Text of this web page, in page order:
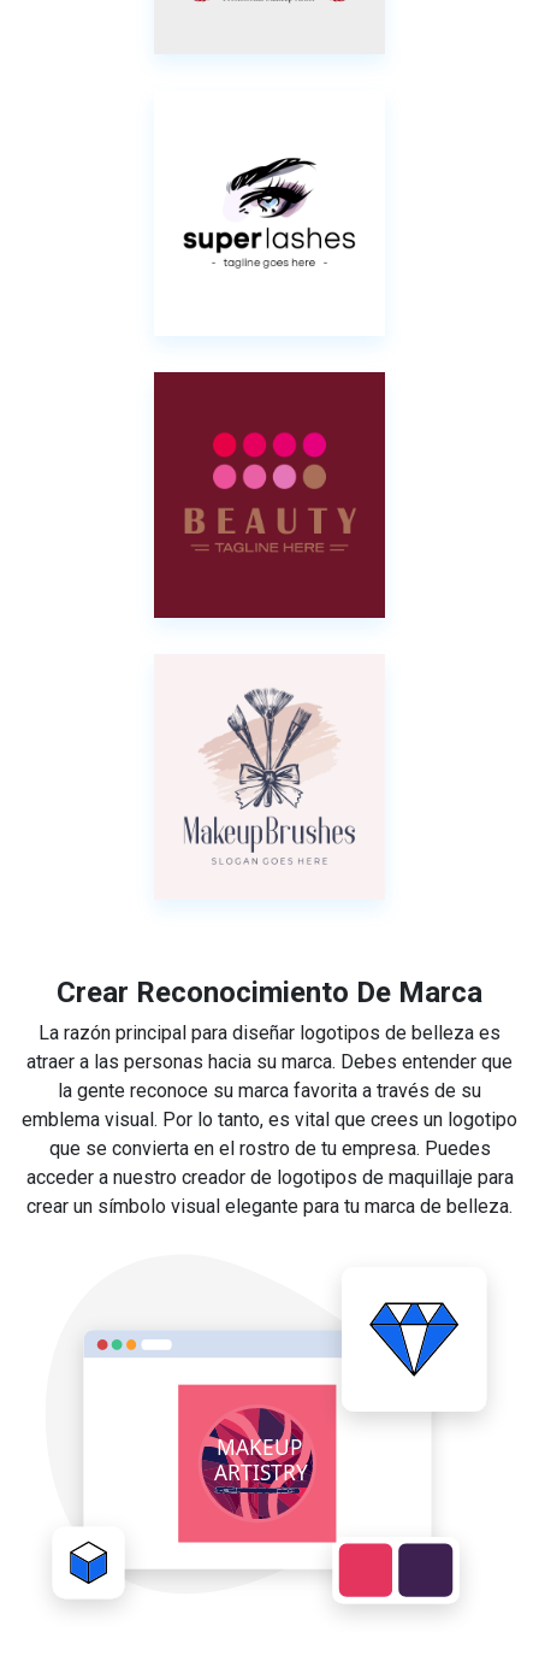
Crear Reconocimiento De Marca
La razón principal para diseñar logotipos de belleza es
atraer a las personas hacia su marca. Debes entender que
la gente reconoce su marca favorita a través de su
emblema visual. Por lo tanto, es vital que crees un logotipo
que se convierta en el rostro de tu empresa. Puedes
acceder a nuestro creador de logotipos de maquillaje para
crear un símbolo visual elegante para tu marca de belleza.